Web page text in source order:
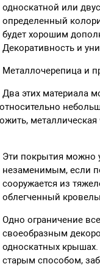
односкатной или
определенный
будет хорошим
Декоративность и
Металлочерепица и
Два этих материала
Эти покрытия можно
незаменимым, если
сооружается из
облегченный
Одно ограничение
своеобразным
односкатных крышах.
старым способом,